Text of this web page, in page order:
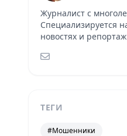
Журналист с
Специализируется
новостях и
ТЕГИ
#Мошенники